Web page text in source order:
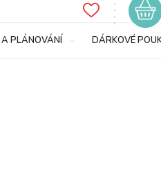
PLÁNOVÁNÍ DÁRKOVÉ